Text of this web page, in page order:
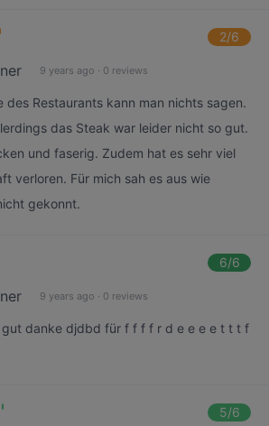
2/6
9 years ago · 0 reviews
des Restaurants kann man nichts sagen.
das Steak war leider nicht so gut.
und faserig. Zudem hat es sehr viel
verloren. Für mich sah es aus wie
gekonnt.
6/6
9 years ago · 0 reviews
gut danke djdbd für f f f f r d e e e e t t t f
5/6